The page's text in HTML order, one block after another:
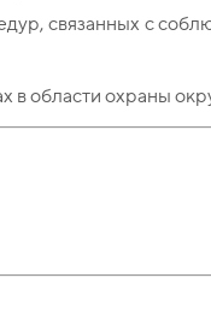
связанных с
в области охраны